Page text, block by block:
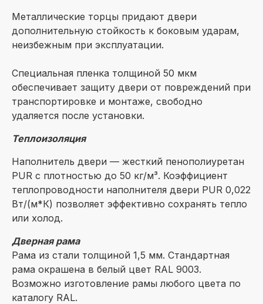
Металлические торцы придают двери
дополнительную стойкость к боковым ударам,
неизбежным при эксплуатации.
Специальная пленка толщиной 50 мкм
обеспечивает защиту двери от повреждений при
транспортировке и монтаже, свободно
удаляется после установки.
Теплоизоляция
Наполнитель двери — жесткий пенополиуретан
PUR с плотностью до 50 кг/м³. Коэффициент
теплопроводности наполнителя двери PUR 0,022
Вт/(м*К) позволяет эффективно сохранять тепло
или холод.
Дверная рама
Рама из стали толщиной 1,5 мм. Стандартная
рама окрашена в белый цвет RAL 9003.
Возможно изготовление рамы любого цвета по
каталогу RAL.